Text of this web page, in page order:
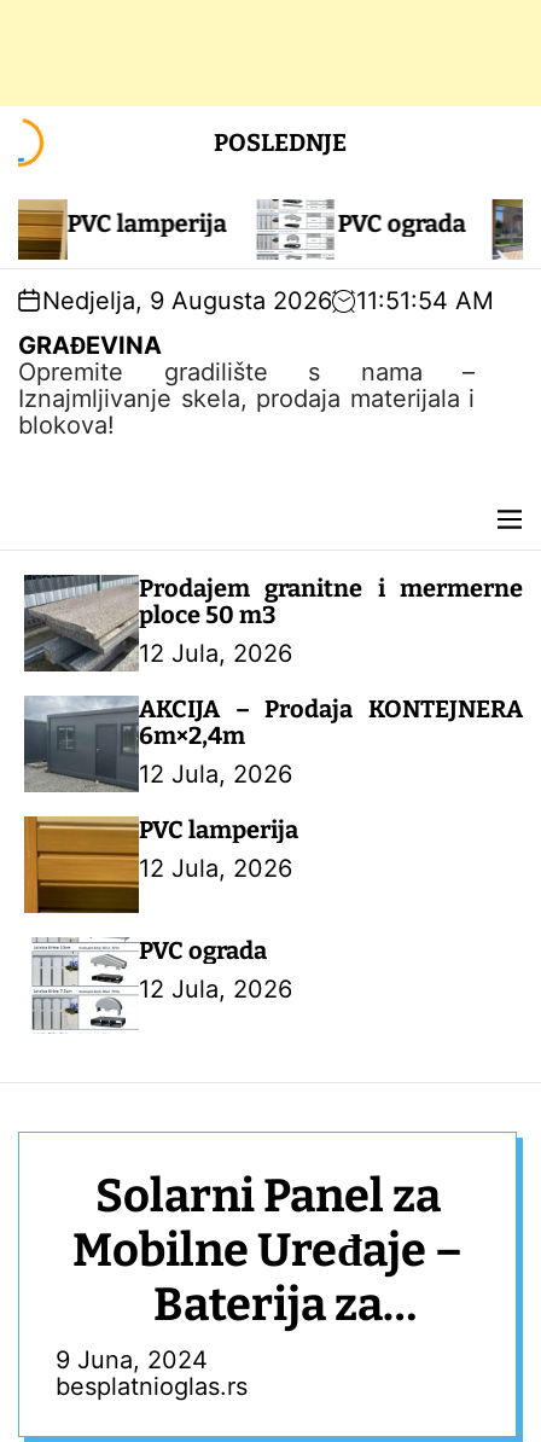
c
POSLEDNJE
PVC ograda
Folija,cuva
efektom
Nedjelja, 9 Augusta 2026 11:51:56 AM
GRAĐEVINA
Opremite gradilište s nama –
Iznajmljivanje skela, prodaja materijala i
blokova!
M
e
n
Prodajem granitne i mermerne
ploce 50 m3
12 Jula, 2026
AKCIJA – Prodaja KONTEJNERA
6m×2,4m
12 Jula, 2026
PVC lamperija
12 Jula, 2026
PVC ograda
12 Jula, 2026
Solarni Panel za
Mobilne Uređaje –
Baterija za
Kampovanje –
Vodootporan i
9 Juna, 2024
besplatnioglas.rs